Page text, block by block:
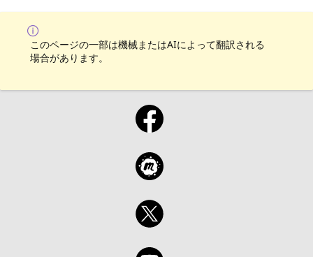
このページの一部は機械またはAIによって翻訳される
場合があります。